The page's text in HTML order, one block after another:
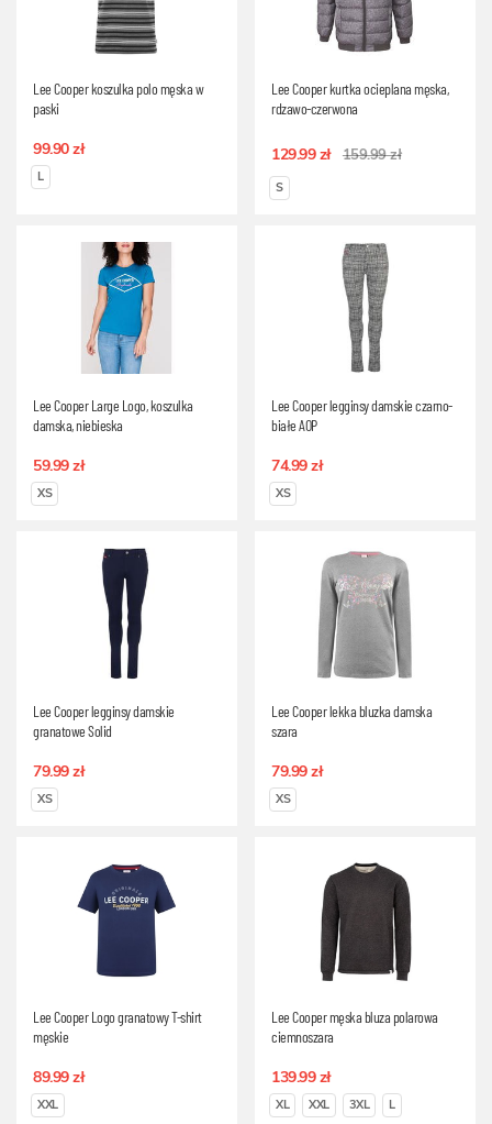
Lee Cooper koszulka polo męska w
paski
99.90 zł
L
Lee Cooper kurtka ocieplana męska,
rdzawo-czerwona
129.99 zł 159.99 zł
S
Lee Cooper Large Logo, koszulka
damska, niebieska
59.99 zł
XS
Lee Cooper legginsy damskie czarno-
białe AOP
74.99 zł
XS
Lee Cooper legginsy damskie
granatowe Solid
79.99 zł
XS
Lee Cooper lekka bluzka damska
szara
79.99 zł
XS
Lee Cooper Logo granatowy T-shirt
męskie
89.99 zł
XXL
Lee Cooper męska bluza polarowa
ciemnoszara
139.99 zł
XL XXL 3XL L